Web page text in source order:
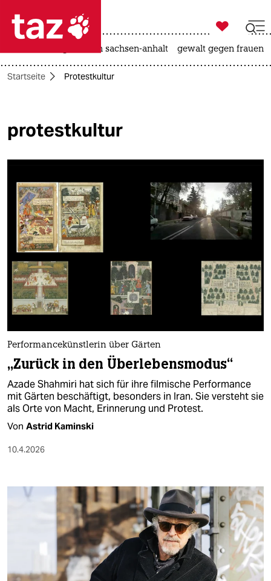
 taz zahl ich
taz zahl ich
politik
öko
gesellschaft
kultur
sport
berlin
nord
wahrheit
verlag
veranstaltungen
shop
fragen & hilfe
genossenschaft

taz zahl ich
landtagswahl in sachsen-anhalt gewalt gegen frauen
Startseite Protestkultur
protestkultur
Performancekünstlerin über Gärten
„Zurück in den Überlebensmodus“
Azade Shahmiri hat sich für ihre filmische Performance
mit Gärten beschäftigt, besonders in Iran. Sie versteht sie
als Orte von Macht, Erinnerung und Protest.
Von Astrid Kaminski
10.4.2026